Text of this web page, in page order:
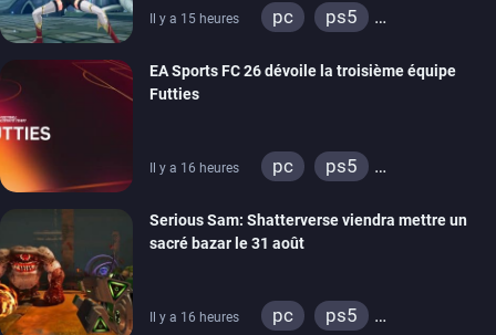
Il y a 15 heures pc
ps5
EA Sports FC 26 dévoile la troisième équipe
Futties
Il y a 16 heures pc
ps5
ps4
xbox one
switch 2
Serious Sam: Shatterverse viendra mettre un
sacré bazar le 31 août
Il y a 16 heures pc
ps5